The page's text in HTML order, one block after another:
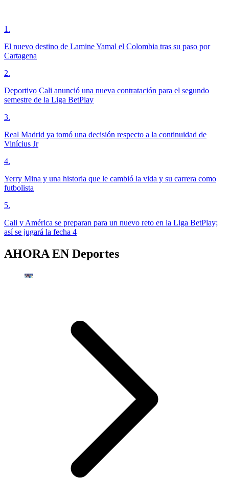
1 .
El nuevo destino de Lamine Yamal el Colombia tras su paso por
Cartagena
2.
Deportivo Cali anunció una nueva contratación para el segundo
semestre de la Liga BetPlay
3.
Real Madrid ya tomó una decisión respecto a la continuidad de
Vinícius Jr
4.
Yerry Mina y una historia que le cambió la vida y su carrera como
futbolista
5.
Cali y América se preparan para un nuevo reto en la Liga BetPlay;
así se jugará la fecha 4
AHORA EN Deportes